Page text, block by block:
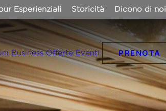
Business Offerte Eventi PRENOTA
Esperienziali Storicità Dicono di noi